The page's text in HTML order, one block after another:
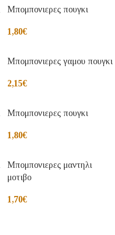
Μπομπονιερες πουγκι
1,80€
Μπομπονιερες γαμου πουγκι
2,15€
Μπομπονιερες πουγκι
1,80€
Μπομπονιερες μαντηλι
μοτιβο
1,70€